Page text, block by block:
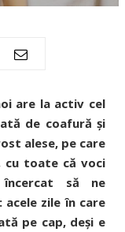
are la activ cel
de coafură şi
alese, pe care
cu toate că voci
să ne
acele zile în care
pe cap, deşi e